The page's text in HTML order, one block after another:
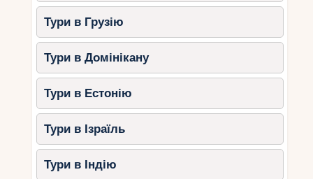
Тури в Грузію
Тури в Домінікану
Тури в Естонію
Тури в Ізраїль
Тури в Індію